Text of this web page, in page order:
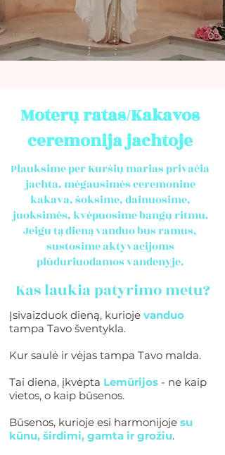
Moterų ratas/Kakavos
ceremonija jachtoje
Plauksime per Kuršių marias privačia
jachta, mėgausimės ceremonine
kakava, šoksime, dainuosime,
juoksimės, kvėpuosime bangų ritmu.
Jeigu tą dieną vanduo bus ramus,
sustosime aktyvacijoms
plūduriuodamos vandenyje.
Kas laukia patyrimo metu?
​​​​​​​Įsivaizduok dieną, kurioje vanduo
tampa Tavo šventykla.
Kur saulė ir vėjas tampa Tavo malda.
Tai diena, įkvėpta Lemūrijos - ne kaip
vietos, o kaip būsenos.
Būsenos, kurioje esi harmonijoje su
kūnu, širdimi, gamta ir grožiu.